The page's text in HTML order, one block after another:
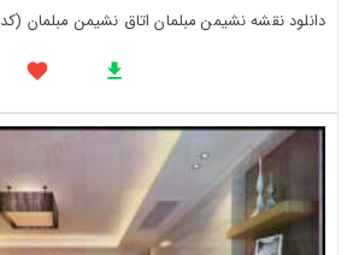
دانلود نقشه نشیمن مبلمان اتاق نشیمن مبلمان (کد81669)